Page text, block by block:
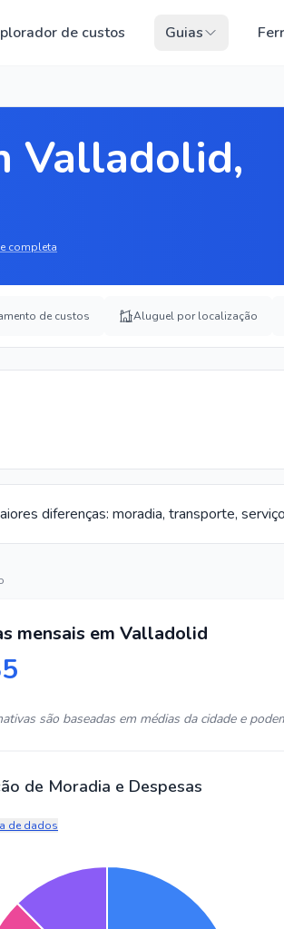
de custos Guias
Valladolid,
completa
de custos Aluguel por localização
diferenças: moradia, transporte,
mensais em Valladolid
são baseadas em médias da cidade e
de Moradia e Despesas
de dados